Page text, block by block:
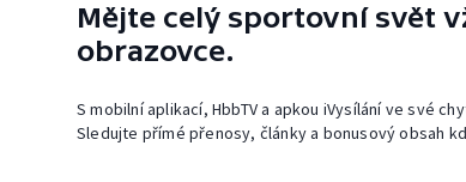
Mějte celý sportovní svět
obrazovce.
S mobilní aplikací, HbbTV a apkou iVysílání ve své
Sledujte přímé přenosy, články a bonusový obsah